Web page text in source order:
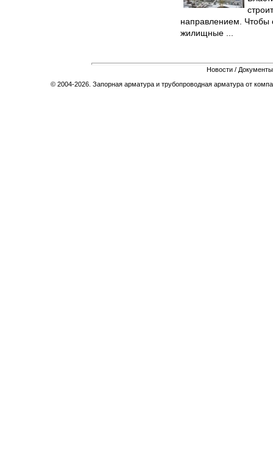
направлением. Чтобы
жилищные ...
Новости / Документы
© 2004-2026. Запорная арматура и трубопроводная арматура от